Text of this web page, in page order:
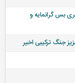
شماره 118- سوزِ جگری بس گرانمایه و
جنگ ترکیبی اخیر